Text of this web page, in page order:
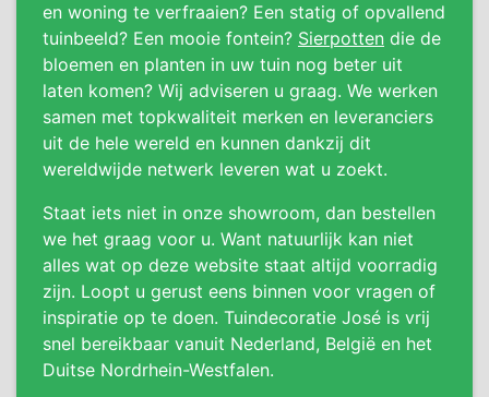
en woning te verfraaien? Een statig of opvallend
tuinbeeld? Een mooie fontein? Sierpotten die de
bloemen en planten in uw tuin nog beter uit
laten komen? Wij adviseren u graag. We werken
samen met topkwaliteit merken en leveranciers
uit de hele wereld en kunnen dankzij dit
wereldwijde netwerk leveren wat u zoekt.
Staat iets niet in onze showroom, dan bestellen
we het graag voor u. Want natuurlijk kan niet
alles wat op deze website staat altijd voorradig
zijn. Loopt u gerust eens binnen voor vragen of
inspiratie op te doen. Tuindecoratie José is vrij
snel bereikbaar vanuit Nederland, België en het
Duitse Nordrhein-Westfalen.